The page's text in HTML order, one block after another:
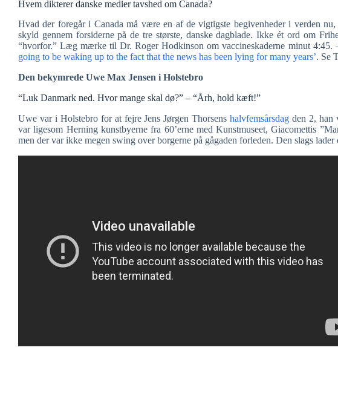
Hvem dikterer danske medier tavshed om Canada?
Hvad der foregår i Canada må være en af de vigtigste begivenheder i verden
skyld gennem forsiderne på de tre største, danske dagblade. Ikke ét ord om
“hvorfor.” Læg mærke til Dr. Roger Hodkinson om vaccineskaderne minut 4:45.
going to be waking up to the fact that the news has been lying for many years’. Se
Den bekymrede Uwe Max Jensen i Holstebro
“Luk Danmark ned. Hvor mange skal dø?” – “Årh, hold kæft!”
Uwe var i Holstebro for at fejre Jens Jørgen Thorsenshalvfemsårsdag den 2, han
var ligesom Herning kunstbyerne fra 60’erne med Kunstmuseet, Giacomettis
men der var ikke megen swing over borgerne på gågaden forleden. Den slags